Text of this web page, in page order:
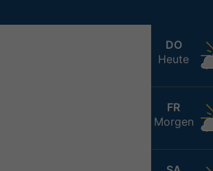
DO
Heute
FR
Morgen